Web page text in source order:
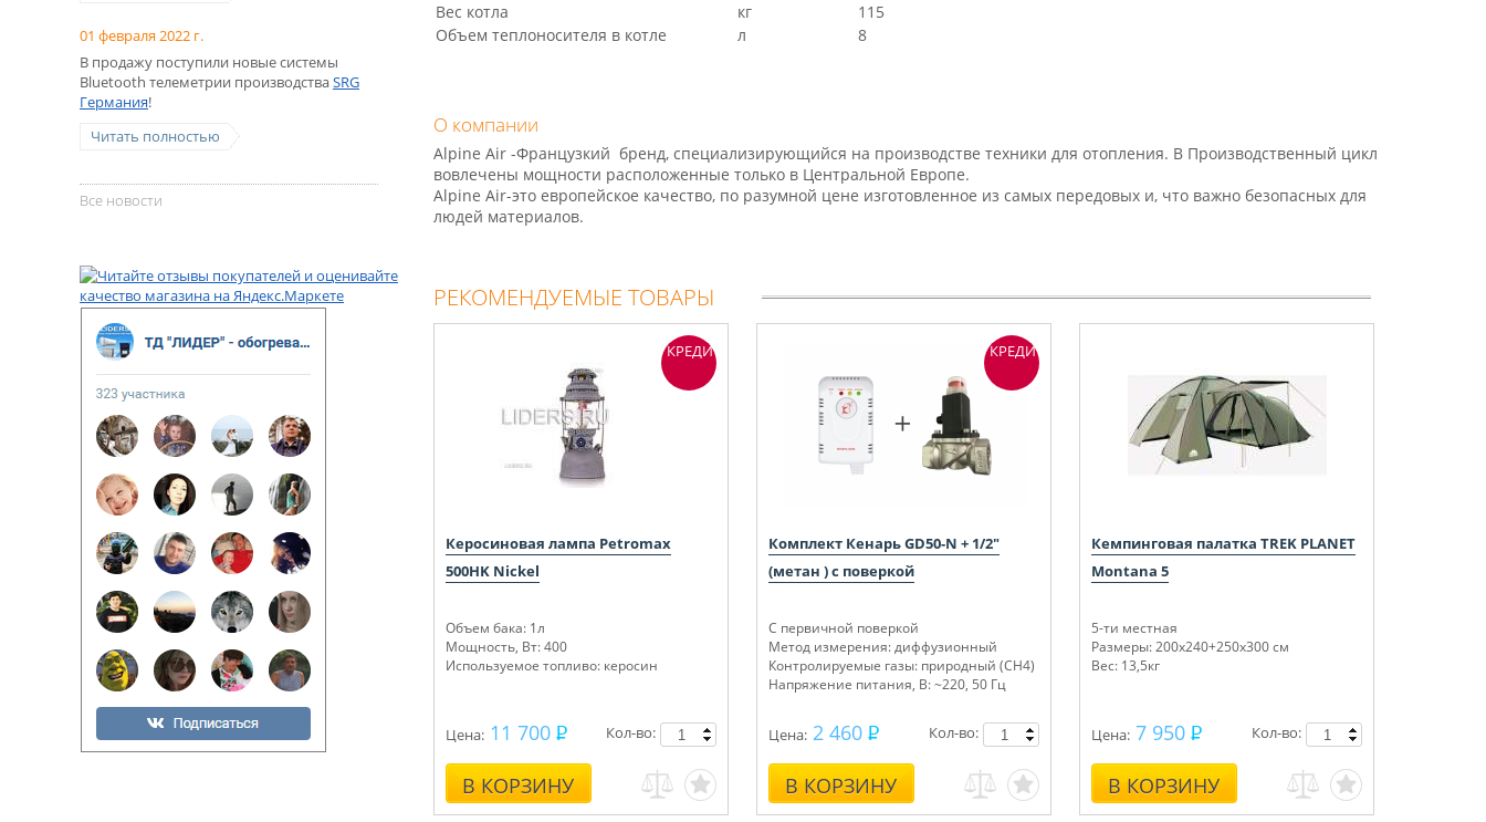
01 февраля 2022 г.
В продажу поступили новые системы
Bluetooth телеметрии производстваSRG
Германия!
Читать полностью
Все новости
Вес котла
кг
115
Объем теплоносителя в котле
л 8
О компании
Alpine Air -Французкий бренд, специализирующийся на производстве техники для отопления. В Производственный цикл
вовлечены мощности расположенные только в Центральной Европе.
Alpine Air-это европейское качество, по разумной цене изготовленное из самых передовых и, что важно безопасных для
людей материалов.
РЕКОМЕНДУЕМЫЕ ТОВАРЫ
Керосиновая лампа Petromax
500HK Nickel
Объем бака: 1л
Мощность, Вт: 400
Используемое топливо: керосин
Цена: 11 700
В КОРЗИНУ
Кол-во:
КРЕДИТ
Комплект Кенарь GD50-N + 1/2"
(метан ) с поверкой
С первичной поверкой
Метод измерения: диффузионный
Контролируемые газы: природный (СН4)
Напряжение питания, В: ~220, 50 Гц
Цена: 2 460
В КОРЗИНУ
Кол-во:
КРЕДИТ
Кемпинговая палатка TREK PLANET
Montana 5
5-ти местная
Размеры: 200х240+250х300 см
Вес: 13,5кг
Цена: 7 950
В КОРЗИНУ
Кол-во: